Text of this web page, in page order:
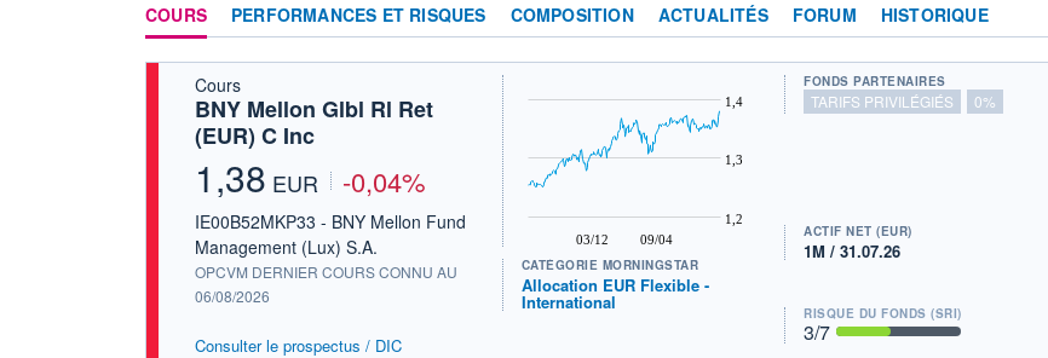
COURS PERFORMANCES ET RISQUES COMPOSITION ACTUALITÉS FORUM HISTORIQUE
Cours
BNY Mellon Glbl Rl Ret
(EUR) C Inc
1,38 EUR -0,04%
IE00B52MKP33 - BNY Mellon Fund
Management (Lux) S.A.
OPCVM DERNIER COURS CONNU AU
06/08/2026
Consulter le prospectus / DIC
03/12 09/04
1,2
1,3
1,4
CATÉGORIE MORNINGSTAR
Allocation EUR Flexible -
International
FONDS PARTENAIRES
TARIFS PRIVILÉGIÉS 0%
ACTIF NET (EUR)
1M / 31.07.26
RISQUE DU FONDS (SRI)
3/7